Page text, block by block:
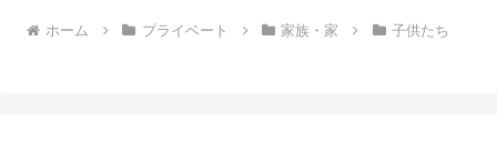
ホーム プライベート 家族・家 子供たち